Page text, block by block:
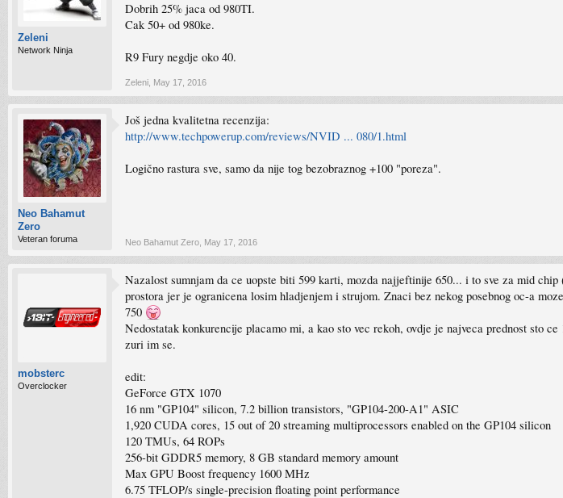
Zeleni
Network Ninja
Dobrih 25% jaca od 980TI.
Cak 50+ od 980ke.
R9 Fury negdje oko 40.
Zeleni May 17, 2016
Neo Bahamut
Zero
Veteran foruma
Još jedna kvalitetna recenzija:
http://www.techpowerup.com/reviews/NVID ... 080/1.html
Logično rastura sve, samo da nije tog bezobraznog +100 "poreza".
Neo Bahamut Zero May 17, 2016
mobsterc
Overclocker
Nazalost sumnjam da ce uopste biti 599 karti, mozda najjeftinije 650... i to sve za mid
prostora jer je ogranicena losim hladjenjem i strujom. Znaci bez nekog posebnog oc-a
750
Nedostatak konkurencije placamo mi, a kao sto vec rekoh, ovdje je najveca prednost sto
zuri im se.
edit:
GeForce GTX 1070
16 nm "GP104" silicon, 7.2 billion transistors, "GP104-200-A1" ASIC
1,920 CUDA cores, 15 out of 20 streaming multiprocessors enabled on the GP104 silicon
120 TMUs, 64 ROPs
256-bit GDDR5 memory, 8 GB standard memory amount
Max GPU Boost frequency 1600 MHz
6.75 TFLOP/s single-precision floating point performance